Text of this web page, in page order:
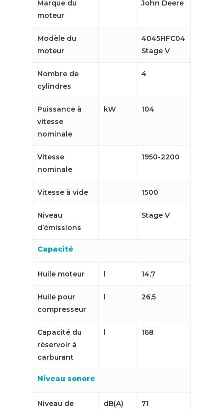
Marque du
moteur
John Deere
Modèle du
moteur
4045HFC04
Stage V
Nombre de
cylindres
4
Puissance à
vitesse
nominale
kW 104
Vitesse
nominale
1950-2200
Vitesse à vide 1500
Niveau
d’émissions
Stage V
Capacité
Huile moteur l 14,7
Huile pour
compresseur
l 26,5
Capacité du
réservoir à
carburant
l 168
Niveau sonore
Niveau de
dB(A) 71